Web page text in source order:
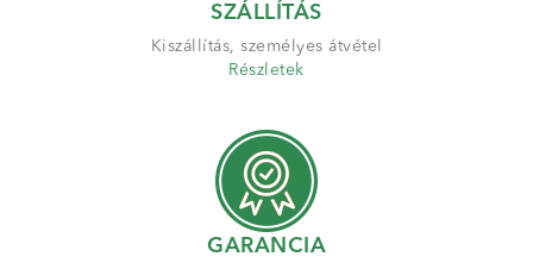
SZÁLLÍTÁS
Kiszállítás, személyes átvétel
Részletek
GARANCIA